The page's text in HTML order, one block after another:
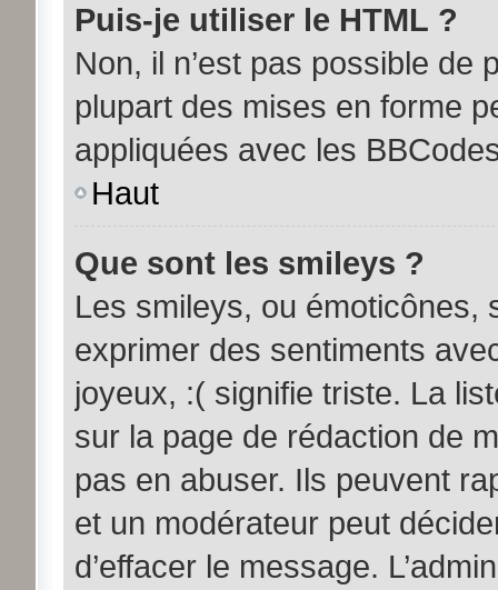
Puis-je utiliser le HTML ?
Non, il n’est pas possible de
plupart des mises en forme
appliquées avec les
Haut
Que sont les smileys ?
Les smileys, ou émoticônes,
exprimer des sentiments
joyeux, :( signifie triste. La
sur la page de rédaction de
pas en abuser. Ils peuvent
et un modérateur peut
d’effacer le message.